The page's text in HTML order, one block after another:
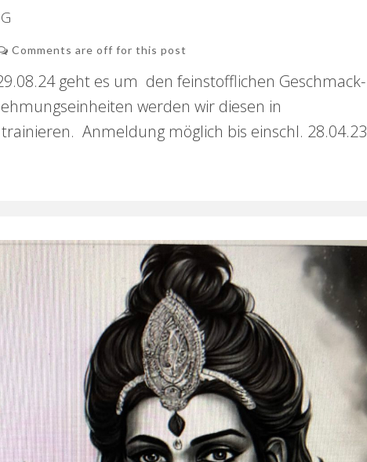
Comments are off for this post
geht es um den feinstofflichen Geschmack-
werden wir diesen in
Anmeldung möglich bis einschl. 28.04.23